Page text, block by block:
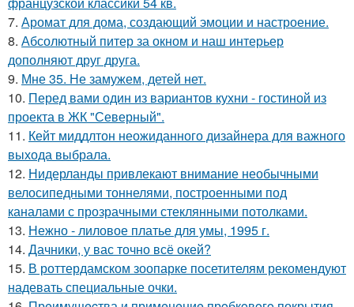
7. Аромат для дома, создающий эмоции и настроение.
8. Абсолютный питер за окном и наш интерьер
дополняют друг друга.
9. Мне 35. Не замужем, детей нет.
10. Перед вами один из вариантов кухни - гостиной из
проекта в ЖК "Северный".
11. Кейт миддлтон неожиданного дизайнера для важного
выхода выбрала.
12. Нидерланды привлекают внимание необычными
велосипедными тоннелями, построенными под
каналами с прозрачными стеклянными потолками.
13. Нежно - лиловое платье для умы, 1995 г.
14. Дачники, у вас точно всё окей?
15. В роттердамском зоопарке посетителям рекомендуют
надевать специальные очки.